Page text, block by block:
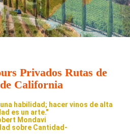
Privados Rutas de
California
habilidad; hacer vinos de alta
es un arte."
Mondavi
sobre Cantidad-